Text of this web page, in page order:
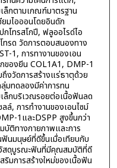
ล็กตามเกณฑ์มาตรฐาน
มไอออนโดยอินดัก
โทรสโกปี, ฟลูออไรด์ไอ
รด วัดการตอบสนองทาง
1, การทางานของเอน
ของยีน COL1A1, DMP-1
งวัดการสร้างแร่ธาตุด้วย
มทดลองมีค่าการทน
ล็กบริเวณรอยต่อเนื้อฟันลด
, การทำงานของเอนไซม์
1และDSPP สูงขึ้นกว่า
ติทางกายภาพและการ
นมนุษย์ที่ดีขึ้นเมื่อเทียบกับ
สดุบูรณะฟันที่มีคุณสมบัติที่ดี
ริมการสร้างใหม่ของเนื้อฟัน